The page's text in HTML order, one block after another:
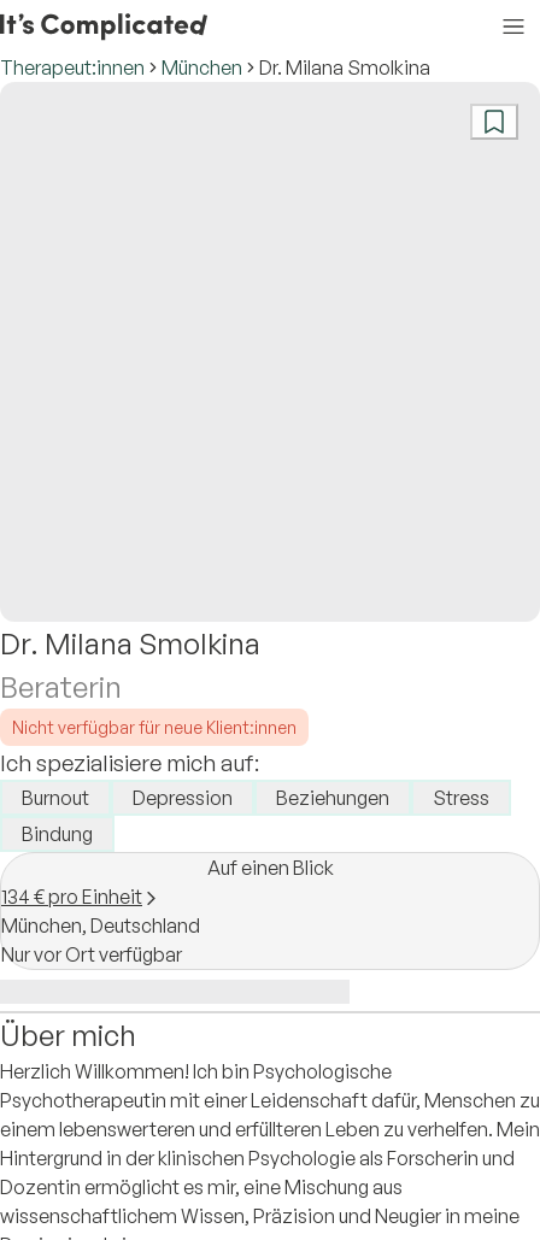
Therapeut:innen München Dr. Milana Smolkina
Dr. Milana Smolkina
Beraterin
Nicht verfügbar für neue Klient:innen
Ich spezialisiere mich auf:
Burnout Depression Beziehungen
Stress
Bindung
Auf einen Blick
134 € pro Einheit
München, Deutschland
Nur vor Ort verfügbar
Über mich
Herzlich Willkommen! Ich bin Psychologische
Psychotherapeutin mit einer Leidenschaft dafür, Menschen zu
einem lebenswerteren und erfüllteren Leben zu verhelfen. Mein
Hintergrund in der klinischen Psychologie als Forscherin und
Dozentin ermöglicht es mir, eine Mischung aus
wissenschaftlichem Wissen, Präzision und Neugier in meine